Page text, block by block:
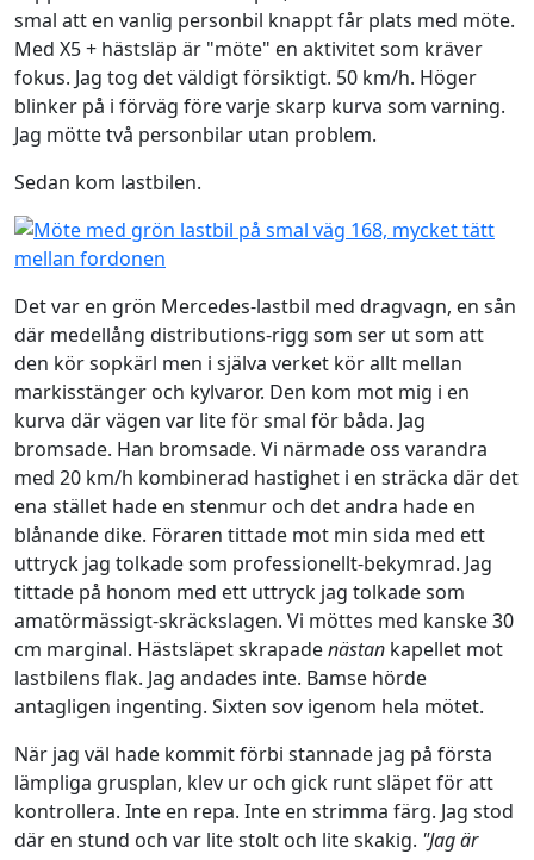
smal att en vanlig personbil knappt får plats med möte.
Med X5 + hästsläp är "möte" en aktivitet som kräver
fokus. Jag tog det väldigt försiktigt. 50 km/h. Höger
blinker på i förväg före varje skarp kurva som varning.
Jag mötte två personbilar utan problem.
Sedan kom lastbilen.
Det var en grön Mercedes-lastbil med dragvagn, en sån
där medellång distributions-rigg som ser ut som att
den kör sopkärl men i själva verket kör allt mellan
markisstänger och kylvaror. Den kom mot mig i en
kurva där vägen var lite för smal för båda. Jag
bromsade. Han bromsade. Vi närmade oss varandra
med 20 km/h kombinerad hastighet i en sträcka där det
ena stället hade en stenmur och det andra hade en
blånande dike. Föraren tittade mot min sida med ett
uttryck jag tolkade som professionellt-bekymrad. Jag
tittade på honom med ett uttryck jag tolkade som
amatörmässigt-skräckslagen. Vi möttes med kanske 30
cm marginal. Hästsläpet skrapadenästan kapellet mot
lastbilens flak. Jag andades inte. Bamse hörde
antagligen ingenting. Sixten sov igenom hela mötet.
När jag väl hade kommit förbi stannade jag på första
lämpliga grusplan, klev ur och gick runt släpet för att
kontrollera. Inte en repa. Inte en strimma färg. Jag stod
där en stund och var lite stolt och lite skakig. "Jag är